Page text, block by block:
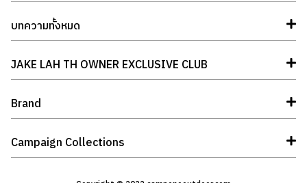
บทความทั้งหมด
JAKE LAH TH OWNER EXCLUSIVE CLUB
Brand
Campaign Collections